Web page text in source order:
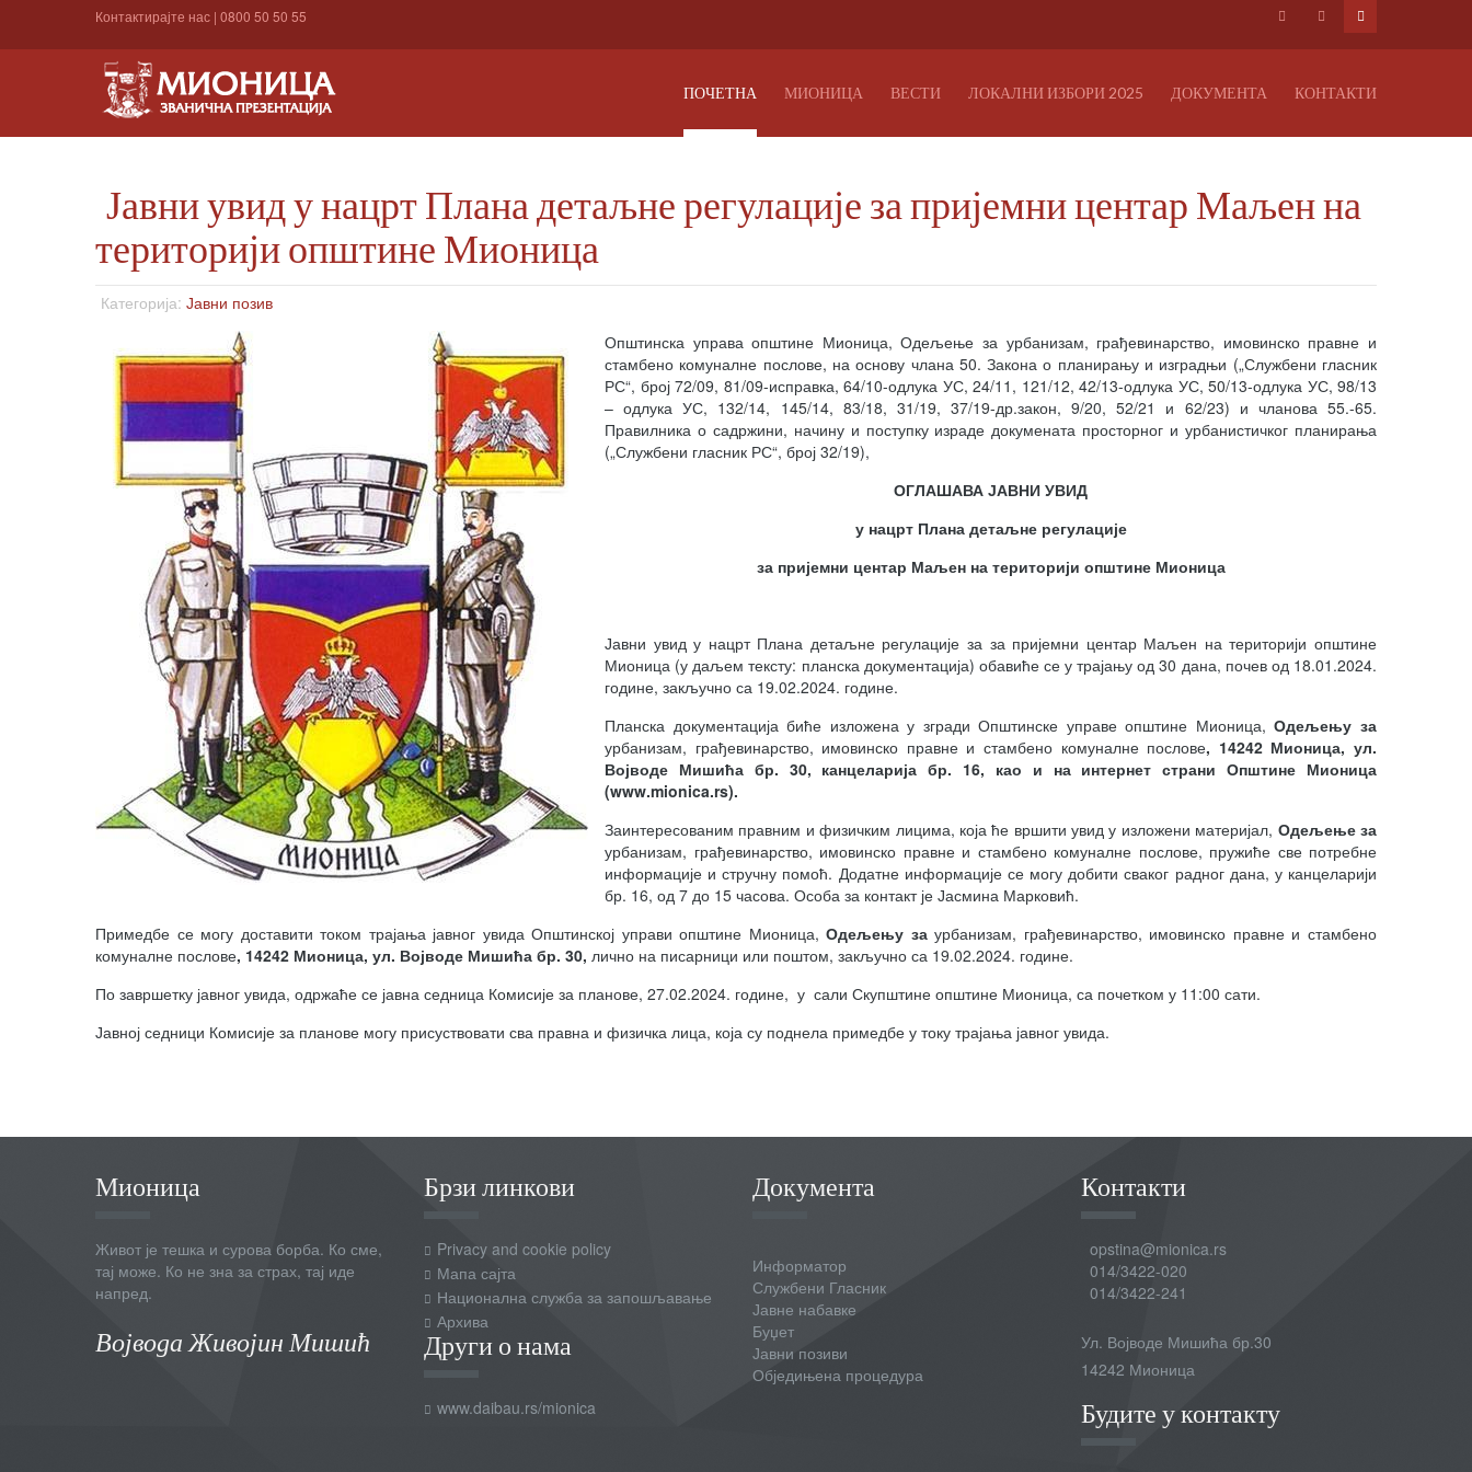
Контактирајте нас | 0800 50 50 55
ПОЧЕТНА МИОНИЦА ВЕСТИ ЛОКАЛНИ ИЗБОРИ 2025 ДОКУМЕНТА КОНТАКТИ
Јавни увид у нацрт Плана детаљне регулације за пријемни центар Маљен на
територији општине Мионица
Категорија: Јавни позив
Општинска управа општине Мионица, Одељење за урбанизам, грађевинарство, имовинско правне и
стамбено комуналне послове, на основу члана 50. Закона о планирању и изградњи („Службени гласник
РС“, број 72/09, 81/09-исправка, 64/10-одлука УС, 24/11, 121/12, 42/13-одлука УС, 50/13-одлука УС, 98/13
– одлука УС, 132/14, 145/14, 83/18, 31/19, 37/19-др.закон, 9/20, 52/21 и 62/23) и чланова 55.-65.
Правилника о садржини, начину и поступку израде докумената просторног и урбанистичког планирања
(„Службени гласник РС“, број 32/19),
ОГЛАШАВА ЈАВНИ УВИД
у нацрт Плана детаљне регулације
за пријемни центар Маљен на територији општине Мионица
Јавни увид у нацрт Плана детаљне регулације за за пријемни центар Маљен на територији општине
Мионица (у даљем тексту: планска документација) обавиће се у трајању од 30 дана, почев од 18.01.2024.
године, закључно са 19.02.2024. године.
Планска документација биће изложена у згради Општинске управе општине Мионица,Одељењу за
урбанизам, грађевинарство, имовинско правне и стамбено комуналне послове, 14242 Мионица, ул.
Војводе Мишића бр. 30, канцеларија бр. 16, као и на интернет страни Општине Мионица
(www.mionica.rs).
Заинтересованим правним и физичким лицима, која ће вршити увид у изложени материјал, Одељење за
урбанизам, грађевинарство, имовинско правне и стамбено комуналне послове, пружиће све потребне
информације и стручну помоћ. Додатне информације се могу добити сваког радног дана, у канцеларији
бр. 16, од 7 до 15 часова. Особа за контакт је Јасмина Марковић.
Примедбе се могу доставити током трајања јавног увида Општинској управи општине Мионица,Одељењу заурбанизам, грађевинарство, имовинско правне и стамбено
комуналне послове, 14242 Мионица, ул. Војводе Мишића бр. 30, лично на писарници или поштом, закључно са 19.02.2024. године.
По завршетку јавног увида, одржаће се јавна седница Комисије за планове, 27.02.2024. године, у сали Скупштине општине Мионица, са почетком у 11:00 сати.
Јавној седници Комисије за планове могу присуствовати сва правна и физичка лица, која су поднела примедбе у току трајања јавног увида.
Мионица
Живот је тешка и сурова борба. Ко сме,
тај може. Ко не зна за страх, тај иде
напред.
Војвода Живојин Мишић
Брзи линкови
Privacy and cookie policy
Мапа сајта
Национална служба за запошљавање
Архива
Други о нама
www.daibau.rs/mionica
Документа
Информатор
Службени Гласник
Јавне набавке
Буџет
Јавни позиви
Обједињена процедура
Контакти
opstina@mionica.rs
014/3422-020
014/3422-241
Ул. Војводе Мишића бр.30
14242 Мионица
Будите у контакту